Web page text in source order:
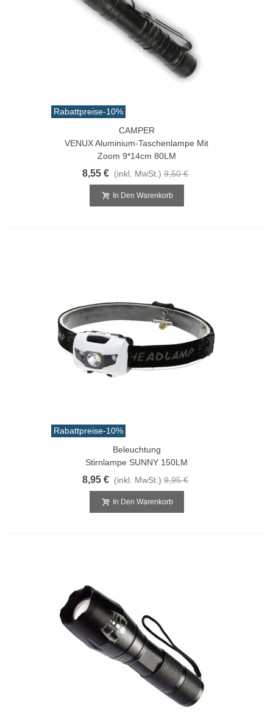
Rabattpreise-10%
CAMPER
VENUX Aluminium-Taschenlampe Mit
Zoom 9*14cm 80LM
8,55 € (inkl. MwSt.) 9,50 €
In Den Warenkorb
Rabattpreise-10%
Beleuchtung
Stirnlampe SUNNY 150LM
8,95 € (inkl. MwSt.) 9,95 €
In Den Warenkorb